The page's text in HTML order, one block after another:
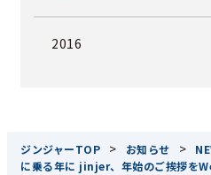
2016
ジンジャーTOP > お知らせ >
に乗る年に jinjer、年始のご挨拶を